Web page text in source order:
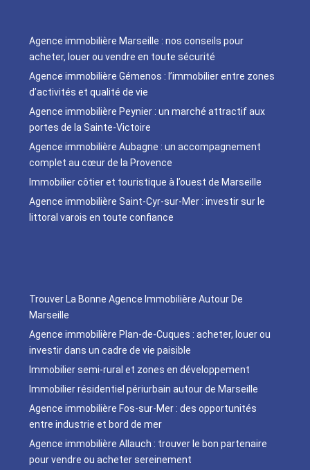
Agence immobilière Marseille : nos conseils pour
acheter, louer ou vendre en toute sécurité
Agence immobilière Gémenos : l’immobilier entre zones
d’activités et qualité de vie
Agence immobilière Peynier : un marché attractif aux
portes de la Sainte-Victoire
Agence immobilière Aubagne : un accompagnement
complet au cœur de la Provence
Immobilier côtier et touristique à l’ouest de Marseille
Agence immobilière Saint-Cyr-sur-Mer : investir sur le
littoral varois en toute confiance
Trouver La Bonne Agence Immobilière Autour De
Marseille
Agence immobilière Plan-de-Cuques : acheter, louer ou
investir dans un cadre de vie paisible
Immobilier semi-rural et zones en développement
Immobilier résidentiel périurbain autour de Marseille
Agence immobilière Fos-sur-Mer : des opportunités
entre industrie et bord de mer
Agence immobilière Allauch : trouver le bon partenaire
pour vendre ou acheter sereinement